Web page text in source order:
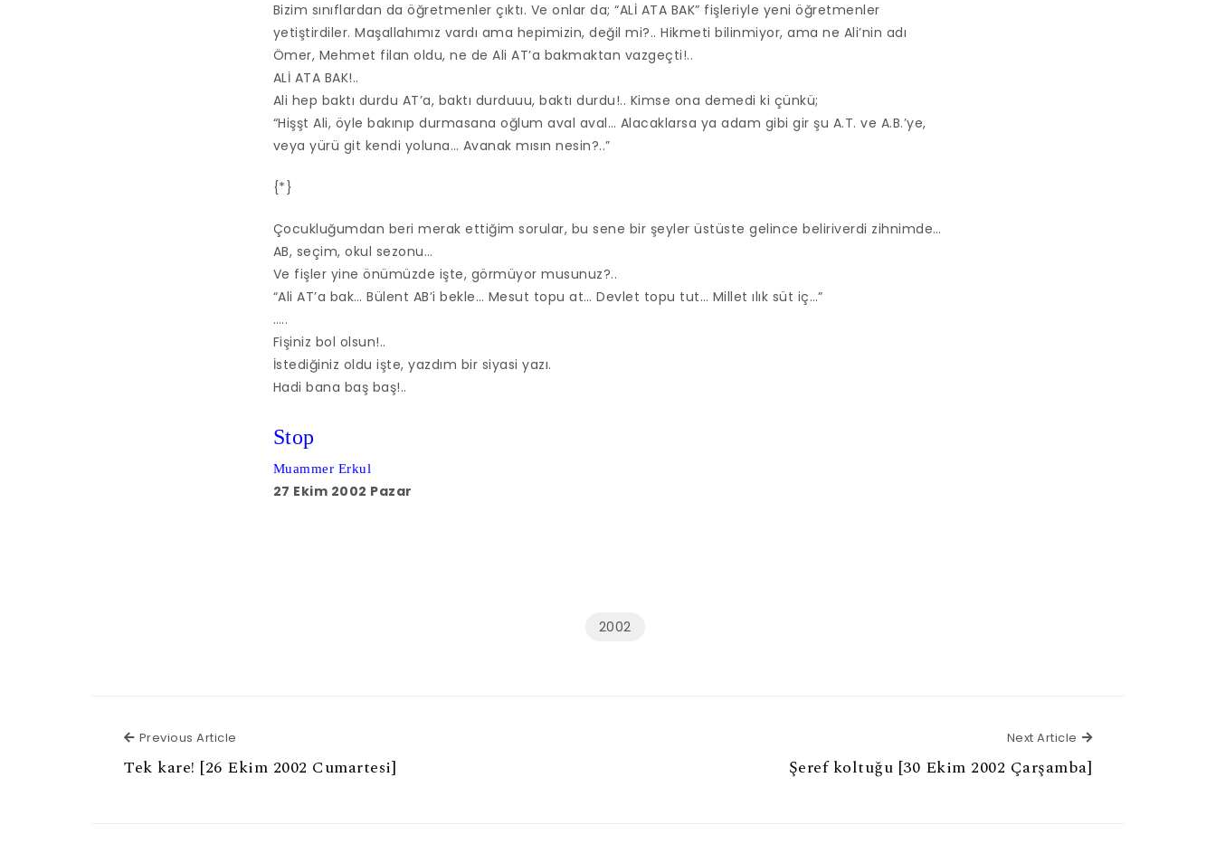
Bizim sınıflardan da öğretmenler çıktı. Ve onlar da; “ALİ ATA BAK” fişleriyle yeni öğretmenler
yetiştirdiler. Maşallahımız vardı ama hepimizin, değil mi?.. Hikmeti bilinmiyor, ama ne Ali’nin adı
Ömer, Mehmet filan oldu, ne de Ali AT’a bakmaktan vazgeçti!..
ALİ ATA BAK!..
Ali hep baktı durdu AT’a, baktı durduuu, baktı durdu!.. Kimse ona demedi ki çünkü;
“Hişşt Ali, öyle bakınıp durmasana oğlum aval aval… Alacaklarsa ya adam gibi gir şu A.T. ve A.B.’ye,
veya yürü git kendi yoluna… Avanak mısın nesin?..”
{*}
Çocukluğumdan beri merak ettiğim sorular, bu sene bir şeyler üstüste gelince beliriverdi zihnimde…
AB, seçim, okul sezonu…
Ve fişler yine önümüzde işte, görmüyor musunuz?..
“Ali AT’a bak… Bülent AB’i bekle… Mesut topu at… Devlet topu tut… Millet ılık süt iç…”
…..
Fişiniz bol olsun!..
İstediğiniz oldu işte, yazdım bir siyasi yazı.
Hadi bana baş baş!..
Stop
Muammer Erkul
27 Ekim 2002 Pazar
2002
Previous Article
Tek kare! [26 Ekim 2002 Cumartesi]
Next Article Next Article
Şeref koltuğu [30 Ekim 2002 Çarşamba]